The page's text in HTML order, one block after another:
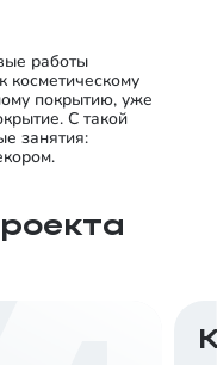
работы
косметическому
покрытию, уже
С такой
занятия: